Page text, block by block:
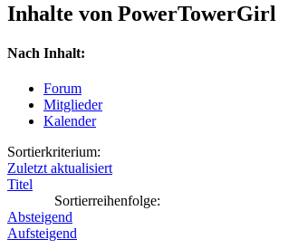
Inhalte von PowerTowerGirl
Nach Inhalt:
Forum
Mitglieder
Kalender
Sortierkriterium:
Zuletzt aktualisiert
Titel
Sortierreihenfolge:
Absteigend
Aufsteigend